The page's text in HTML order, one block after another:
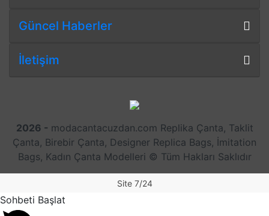
Güncel Haberler
İletişim
2026 - modacantacuzdan.com Replika Çanta, Taklit
Çanta, Birebir Çanta, Designer Replica Bags, İmitation
Bags, Kadın Çanta Modelleri © Tüm Hakları Saklıdır
Site 7/24
Sohbeti Başlat